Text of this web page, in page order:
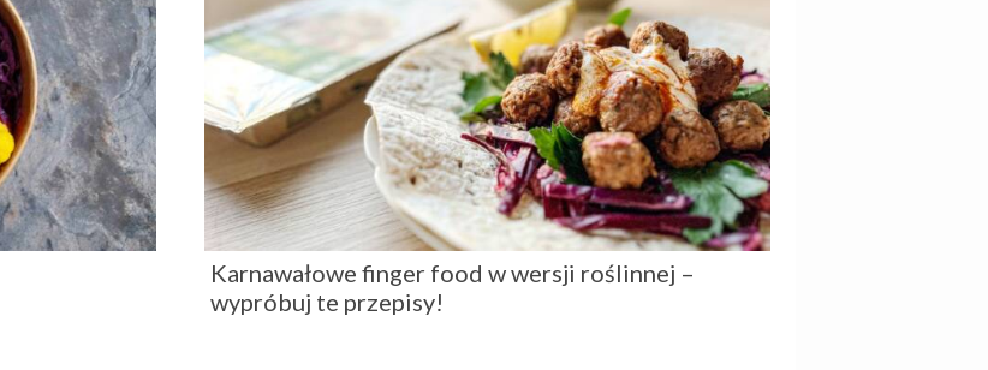
Karnawałowe finger food w wersji roślinnej –
wypróbuj te przepisy!